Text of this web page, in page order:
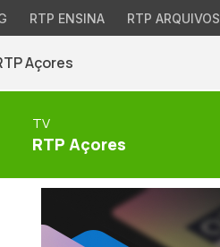
RTP ENSINA RTP ARQUIVOS
Açores
TV
RTP Açores